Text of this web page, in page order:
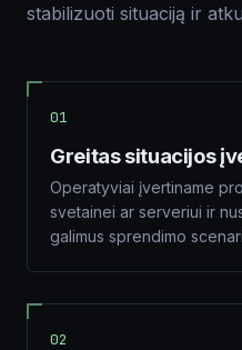
stabilizuoti situaciją ir
01
Greitas situacijos
Operatyviai įvertiname
svetainei ar serveriui ir
galimus sprendimo
02